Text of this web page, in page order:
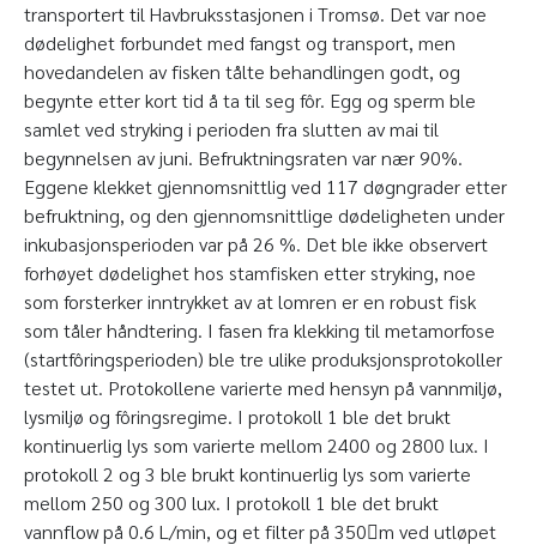
transportert til Havbruksstasjonen i Tromsø. Det var noe
dødelighet forbundet med fangst og transport, men
hovedandelen av fisken tålte behandlingen godt, og
begynte etter kort tid å ta til seg fôr. Egg og sperm ble
samlet ved stryking i perioden fra slutten av mai til
begynnelsen av juni. Befruktningsraten var nær 90%.
Eggene klekket gjennomsnittlig ved 117 døgngrader etter
befruktning, og den gjennomsnittlige dødeligheten under
inkubasjonsperioden var på 26 %. Det ble ikke observert
forhøyet dødelighet hos stamfisken etter stryking, noe
som forsterker inntrykket av at lomren er en robust fisk
som tåler håndtering. I fasen fra klekking til metamorfose
(startfôringsperioden) ble tre ulike produksjonsprotokoller
testet ut. Protokollene varierte med hensyn på vannmiljø,
lysmiljø og fôringsregime. I protokoll 1 ble det brukt
kontinuerlig lys som varierte mellom 2400 og 2800 lux. I
protokoll 2 og 3 ble brukt kontinuerlig lys som varierte
mellom 250 og 300 lux. I protokoll 1 ble det brukt
vannflow på 0.6 L/min, og et filter på 350m ved utløpet